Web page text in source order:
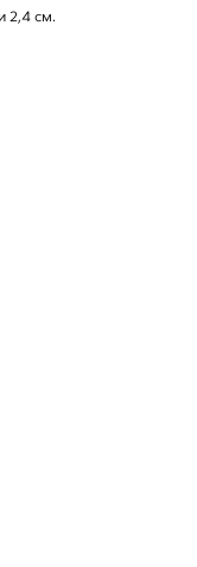
2,4 см.